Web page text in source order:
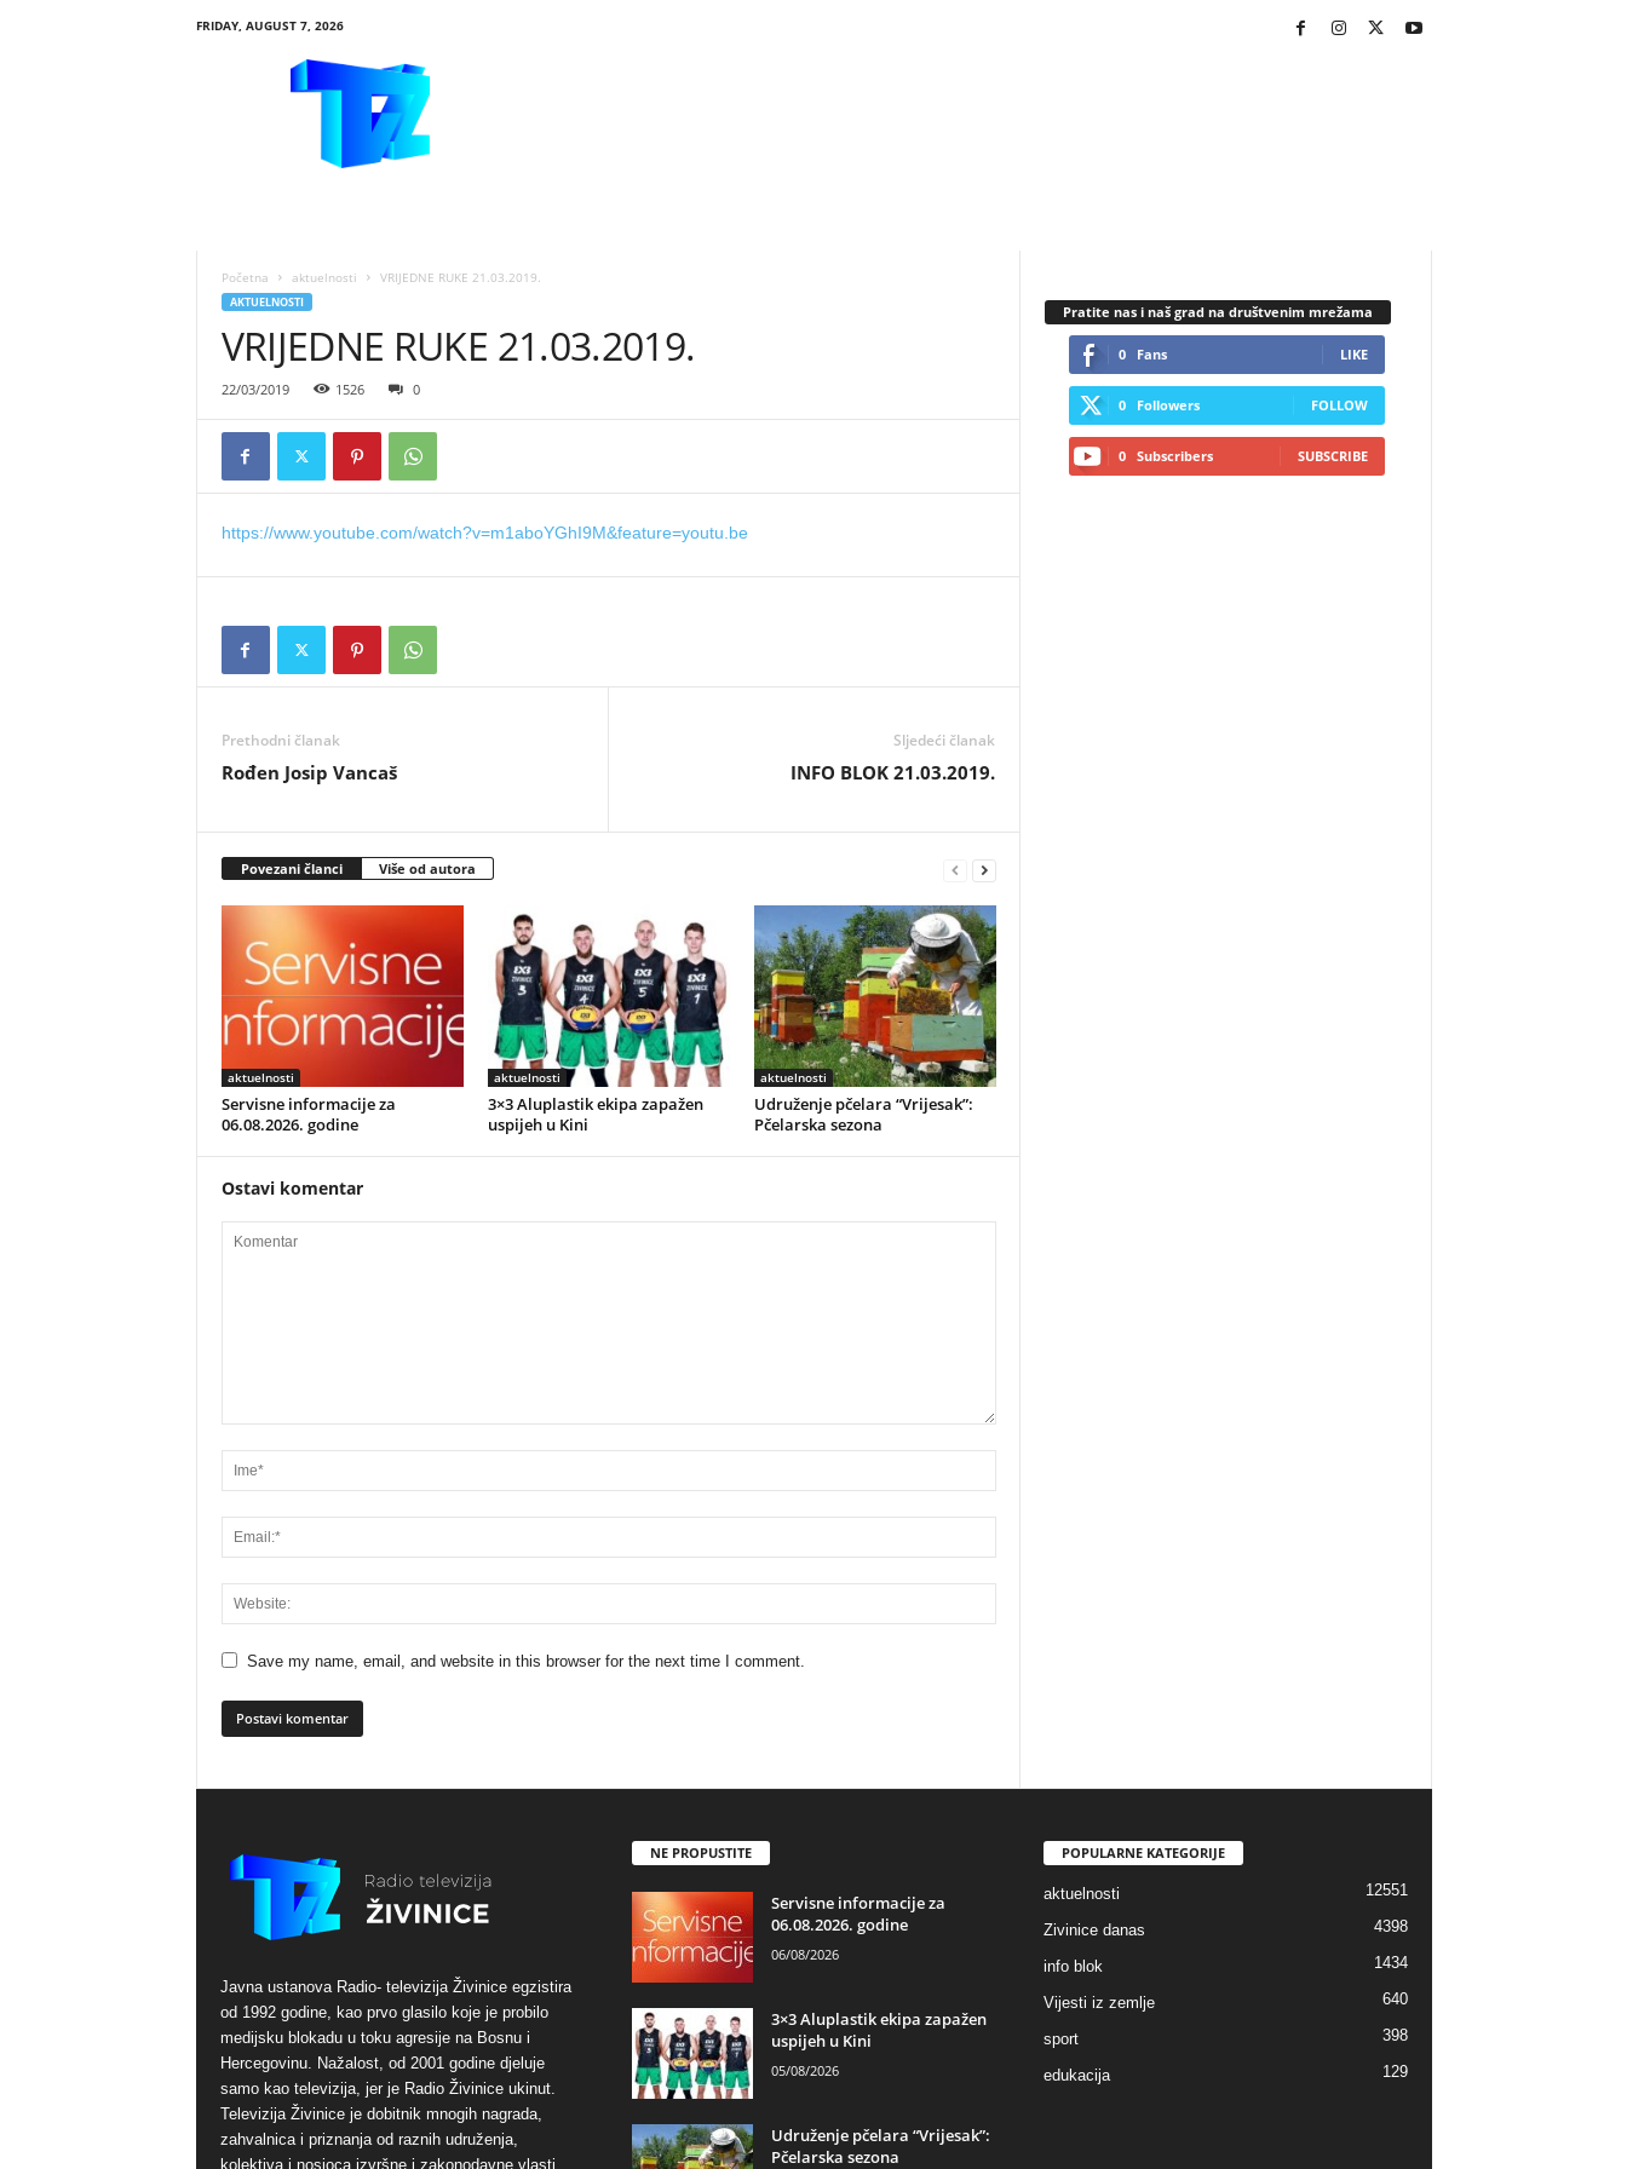
FRIDAY, AUGUST 7, 2026
Početna aktuelnosti VRIJEDNE RUKE 21.03.2019.
AKTUELNOSTI
VRIJEDNE RUKE 21.03.2019.
22/03/2019 1526 0
https://www.youtube.com/watch?v=m1aboYGhI9M&feature=youtu.be
Prethodni članak
Rođen Josip Vancaš
Sljedeći članak
INFO BLOK 21.03.2019.
Povezani članci Više od autora
aktuelnosti
Servisne informacije za
06.08.2026. godine
aktuelnosti
3×3 Aluplastik ekipa zapažen
uspijeh u Kini
aktuelnosti
Udruženje pčelara “Vrijesak”:
Pčelarska sezona
Ostavi komentar
Save my name, email, and website in this browser for the next time I comment.
Pratite nas i naš grad na društvenim mrežama
0 Fans LIKE
0 Followers FOLLOW
0 Subscribers SUBSCRIBE
Javna ustanova Radio- televizija Živinice egzistira
od 1992 godine, kao prvo glasilo koje je probilo
medijsku blokadu u toku agresije na Bosnu i
Hercegovinu. Nažalost, od 2001 godine djeluje
samo kao televizija, jer je Radio Živinice ukinut.
Televizija Živinice je dobitnik mnogih nagrada,
zahvalnica i priznanja od raznih udruženja,
kolektiva i nosioca izvršne i zakonodavne vlasti,
NE PROPUSTITE
Servisne informacije za
06.08.2026. godine
06/08/2026
3×3 Aluplastik ekipa zapažen
uspijeh u Kini
05/08/2026
Udruženje pčelara “Vrijesak”:
Pčelarska sezona
POPULARNE KATEGORIJE
aktuelnosti 12551
Zivinice danas 4398
info blok 1434
Vijesti iz zemlje 640
sport 398
edukacija 129